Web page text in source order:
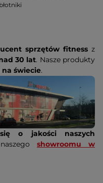
sprzętów fitness z
30 lat. Nasze produkty
świecie.
o jakości naszych
showroomu w